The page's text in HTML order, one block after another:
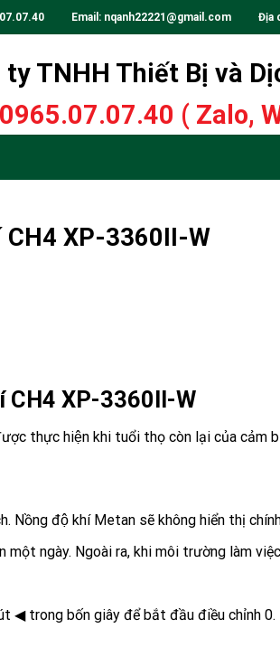
Email: nqanh22221@gmail.com Địa chỉ:
ty TNHH Thiết Bị và
0965.07.07.40 ( Zalo,
CH4 XP-3360II-W
CH4 XP-3360II-W
thực hiện khi tuổi thọ còn lại của cảm
Nồng độ khí Metan sẽ không hiển thị
ngày. Ngoài ra, khi môi trường làm
◀ trong bốn giây để bắt đầu điều chỉnh 0.